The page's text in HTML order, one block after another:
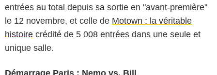
entrées au total depuis sa sortie en "avant-première"
le 12 novembre, et celle de Motown : la véritable
histoire crédité de 5 008 entrées dans une seule et
unique salle.